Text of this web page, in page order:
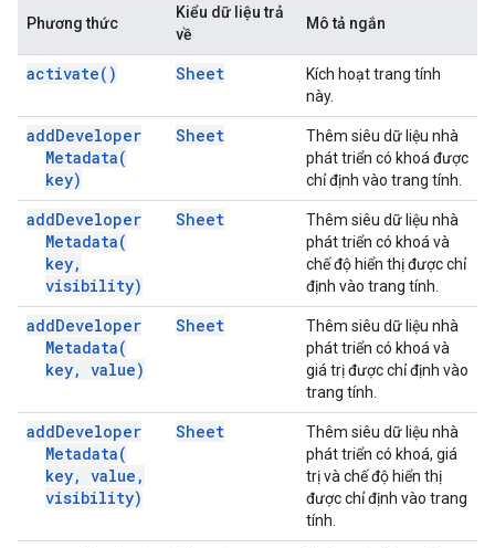
Phương thức
Kiểu dữ liệu trả
về
Mô tả ngắn
activate( ) Sheet
Kích hoạt trang tính
này.
addDeveloper
Metadata(
key)
Sheet
Thêm siêu dữ liệu nhà
phát triển có khoá được
chỉ định vào trang tính.
addDeveloper
Metadata(
key,
visibility)
Sheet
Thêm siêu dữ liệu nhà
phát triển có khoá và
chế độ hiển thị được chỉ
định vào trang tính.
addDeveloper
Metadata(
key, value)
Sheet
Thêm siêu dữ liệu nhà
phát triển có khoá và
giá trị được chỉ định vào
trang tính.
addDeveloper
Metadata(
key, value ,
visibility)
Sheet
Thêm siêu dữ liệu nhà
phát triển có khoá, giá
trị và chế độ hiển thị
được chỉ định vào trang
tính.